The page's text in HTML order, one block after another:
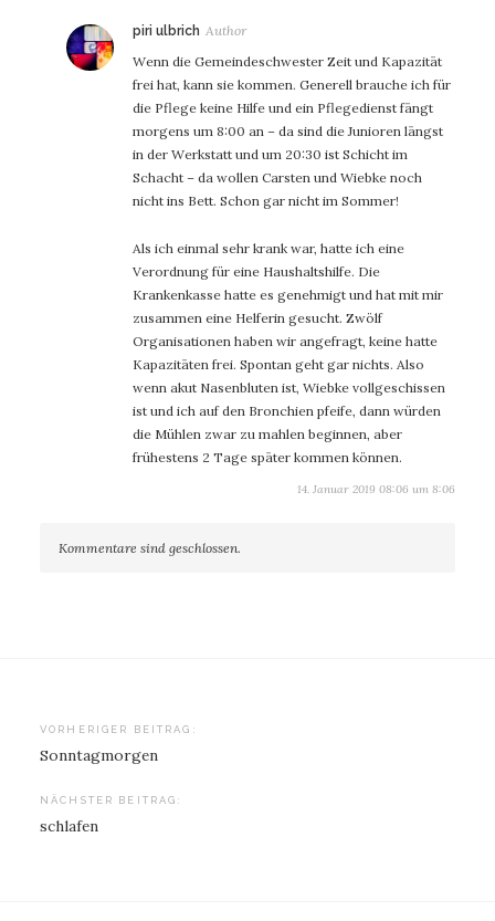
piri ulbrich sagt:
Wenn die Gemeindeschwester Zeit und Kapazität
frei hat, kann sie kommen. Generell brauche ich für
die Pflege keine Hilfe und ein Pflegedienst fängt
morgens um 8:00 an – da sind die Junioren längst
in der Werkstatt und um 20:30 ist Schicht im
Schacht – da wollen Carsten und Wiebke noch
nicht ins Bett. Schon gar nicht im Sommer!
Als ich einmal sehr krank war, hatte ich eine
Verordnung für eine Haushaltshilfe. Die
Krankenkasse hatte es genehmigt und hat mit mir
zusammen eine Helferin gesucht. Zwölf
Organisationen haben wir angefragt, keine hatte
Kapazitäten frei. Spontan geht gar nichts. Also
wenn akut Nasenbluten ist, Wiebke vollgeschissen
ist und ich auf den Bronchien pfeife, dann würden
die Mühlen zwar zu mahlen beginnen, aber
frühestens 2 Tage später kommen können.
14. Januar 2019 08:06 um 8:06
Kommentare sind geschlossen.
Beitragsnavigation
VORHERIGER BEITRAG:
Sonntagmorgen
NÄCHSTER BEITRAG:
schlafen